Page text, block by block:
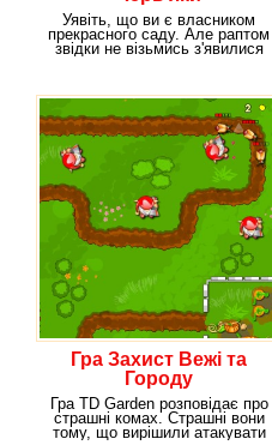
Уявіть, що ви є власником
прекрасного саду. Але раптом
звідки не візьмись з'явилися
Гра Захист Вежі та
Городу
Гра TD Garden розповідає про
страшні комах. Страшні вони
тому, що вирішили атакувати